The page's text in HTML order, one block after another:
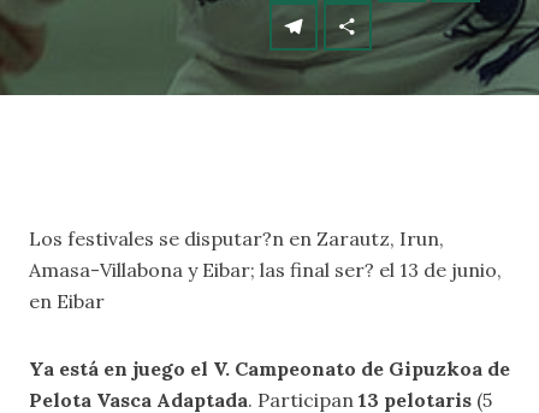
Los festivales se disputar?n en Zarautz, Irun,
Amasa-Villabona y Eibar; las final ser? el 13 de junio,
en Eibar
Ya está en juego el V. Campeonato de Gipuzkoa de
Pelota Vasca Adaptada. Participan 13 pelotaris (5